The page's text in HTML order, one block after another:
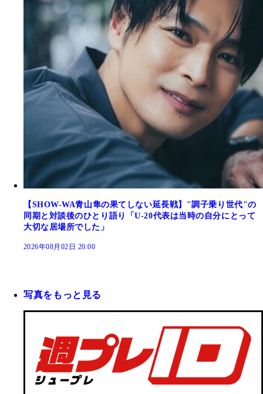
【SHOW-WA青山隼の果てしない延長戦】"調子乗り世代"の
同期と対談後のひとり語り「U-20代表は当時の自分にとって
大切な居場所でした」
2026年08月02日 20:00
写真をもっと見る